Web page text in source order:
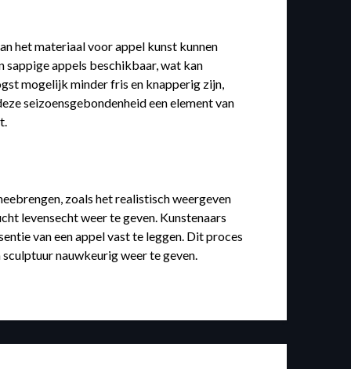
het materiaal voor appel kunst kunnen
sappige appels beschikbaar, wat kan
mogelijk minder fris en knapperig zijn,
seizoensgebondenheid een element van
zoals het realistisch weergeven
levensecht weer te geven. Kunstenaars
van een appel vast te leggen. Dit proces
nauwkeurig weer te geven.